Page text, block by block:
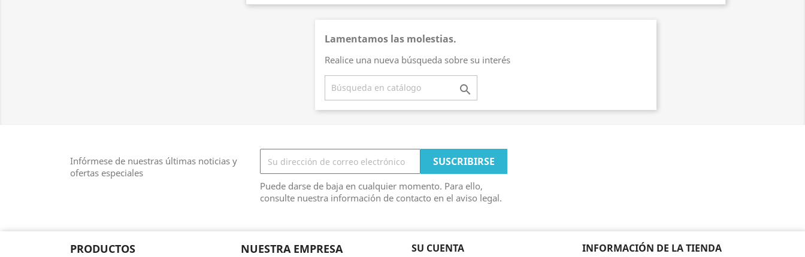
Lamentamos las molestias.
Realice una nueva búsqueda sobre su interés

Infórmese de nuestras últimas noticias y
ofertas especiales
Puede darse de baja en cualquier momento. Para ello,
consulte nuestra información de contacto en el aviso legal.
PRODUCTOS NUESTRA EMPRESA SU CUENTA
INFORMACIÓN DE LA TIENDA